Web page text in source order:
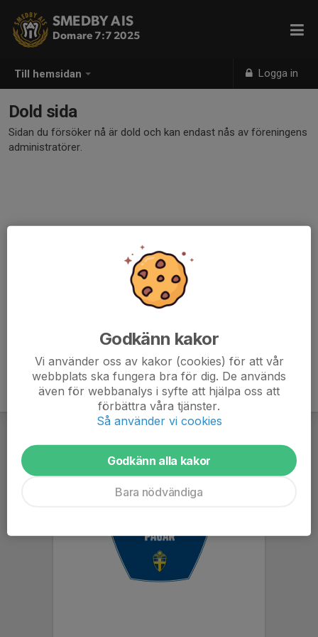
Till hemsidan Logga in
SMEDBY AIS
Domare 7:7 2025
Dold sida
Sidan du försöker nå är dold och kan endast nås av föreningens
administratörer.
Godkänn kakor
Vi använder oss av kakor (cookies) för att vår
webbplats ska fungera bra för dig. De används
även för webbanalys i syfte att hjälpa oss att
förbättra våra tjänster.
Så använder vi cookies
Godkänn alla kakor
Bara nödvändiga